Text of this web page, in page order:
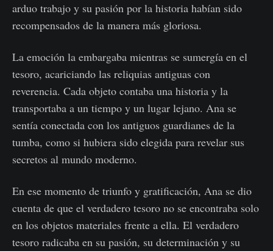
arduo trabajo y su pasión por la historia habían sido
recompensados de la manera más gloriosa.
La emoción la embargaba mientras se sumergía en el
tesoro, acariciando las reliquias antiguas con
reverencia. Cada objeto contaba una historia y la
transportaba a un tiempo y un lugar lejano. Ana se
sentía conectada con los antiguos guardianes de la
tumba, como si hubiera sido elegida para revelar sus
secretos al mundo moderno.
En ese momento de triunfo y gratificación, Ana se dio
cuenta de que el verdadero tesoro no se encontraba solo
en los objetos materiales frente a ella. El verdadero
tesoro radicaba en su pasión, su determinación y su